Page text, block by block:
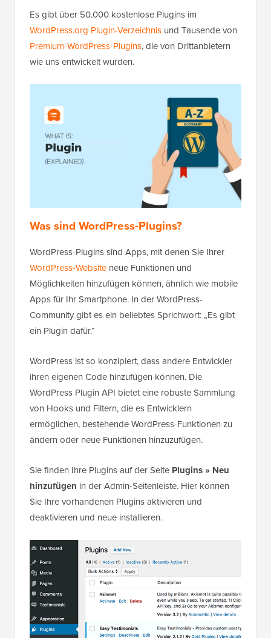
Es gibt über 50.000 kostenlose Plugins im
WordPress.org Plugin-Verzeichnis und Tausende von
Premium-WordPress-Plugins, die von Drittanbietern
wie uns entwickelt wurden.
Was sind WordPress-Plugins?
WordPress-Plugins sind Apps, mit denen Sie Ihrer
WordPress-Website neue Funktionen und
Möglichkeiten hinzufügen können, ähnlich wie mobile
Apps für Ihr Smartphone. In der WordPress-
Community gibt es ein beliebtes Sprichwort: „Es gibt
ein Plugin dafür.“
WordPress ist so konzipiert, dass andere Entwickler
ihren eigenen Code hinzufügen können. Die
WordPress Plugin API bietet eine robuste Sammlung
von Hooks und Filtern, die es Entwicklern
ermöglichen, bestehende WordPress-Funktionen zu
ändern oder neue Funktionen hinzuzufügen.
Sie finden Ihre Plugins auf der Seite Plugins » Neu
hinzufügen in der Admin-Seitenleiste. Hier können
Sie Ihre vorhandenen Plugins aktivieren und
deaktivieren und neue installieren.